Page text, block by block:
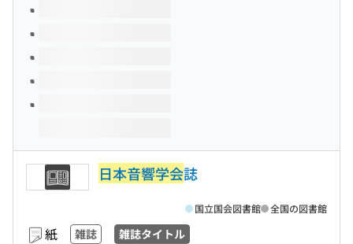
このタイトルの巻号
日本音響学会誌
紙 雑誌 雑誌タイトル
国立国会図書館 全国の図書館